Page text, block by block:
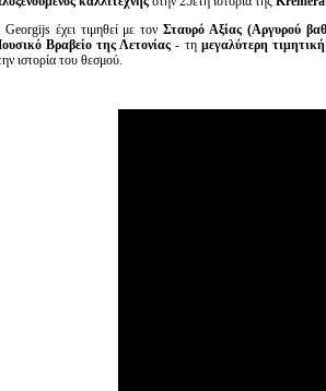
έχει τιμηθεί με τονΣταυρό Αξίας (Αργυρού
Βραβείο της Λετονίας - τη μεγαλύτερη
ιστορία του θεσμού.